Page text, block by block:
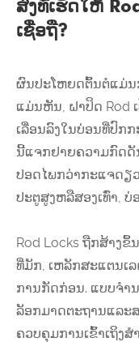
ສິ່ງທີ່ເຮັດໃຫ້
ເຊື່ອຖື?
ຜົນປະໂຫຍດຕົ້ນຕໍແມ່ນ
ແມ່ນຫັນ, ຝາປິດ Rod
ເລື່ອນລົງໃນບ່ອນທີ່ປົກ
ນີ້ແຈກຢາຍຄວາມກົດດັ
ປອດໄພກວ່າກະແຈດຽ
ປະຕູສູງຫລືສອງເທົ່າ, ບ່
Rod Locks ຖືກສ້າງ
ທີ່ມັກ, ເຫລັກສະແຕນເ
ການກັດກ່ອນ. ແບບຈໍາ
ລັອກມາດຕະຖານແລະ
ຄວບຄຸມການເຂົ້າເຖິງສໍ